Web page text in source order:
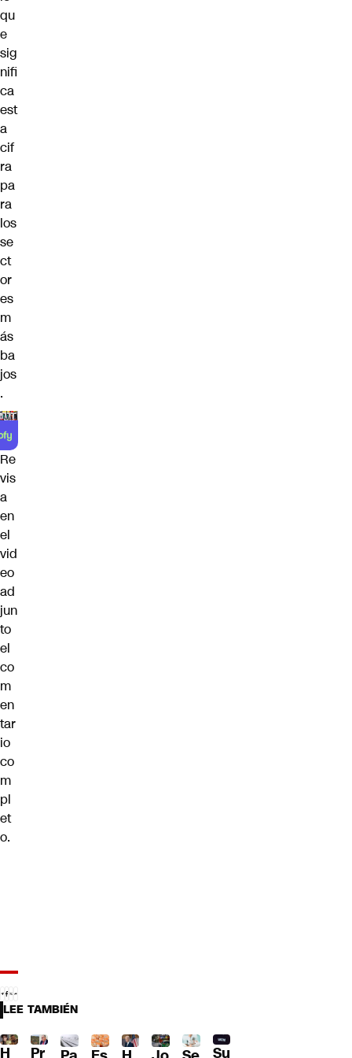
qu
e
sig
nifi
ca
est
a
cif
ra
pa
ra
los
se
ct
or
es
m
ás
ba
jos
.
Re
vis
a
en
el
vid
eo
ad
jun
to
el
co
m
en
tar
io
co
m
pl
et
o.
LEE TAMBIÉN
H
Pr
Su